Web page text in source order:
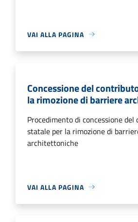
VAI ALLA PAGINA
Concessione del
la rimozione di barriere
Procedimento di concessione
statale per la rimozione di
architettoniche
VAI ALLA PAGINA